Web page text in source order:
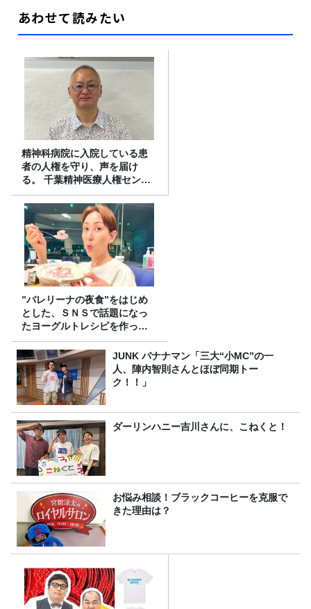
あわせて読みたい
精神科病院に入院している患
者の人権を守り、声を届け
る。 千葉精神医療人権センタ
ーの取り組み
”バレリーナの夜食”をはじめ
とした、ＳＮＳで話題になっ
たヨーグルトレシピを作って
みた！
JUNK バナナマン「三大“小MC”の一
人、陣内智則さんとほぼ同期トー
ク！！」
ダーリンハニー吉川さんに、こねくと！
お悩み相談！ブラックコーヒーを克服で
きた理由は？